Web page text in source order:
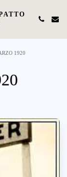
1920